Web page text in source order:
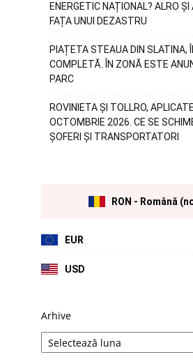
ENERGETIC NAȚIONAL? ALRO ȘI
FAȚA UNUI DEZASTRU
PIAȚETA STEAUA DIN SLATINA,
COMPLETĂ. ÎN ZONĂ ESTE
PARC
ROVINIETA ȘI TOLLRO,
OCTOMBRIE 2026. CE SE
ȘOFERI ȘI TRANSPORTATORI
RON - Română
EUR
USD
Arhive